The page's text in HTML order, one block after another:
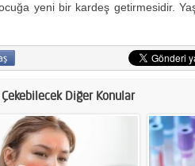
yeni bir kardeş getirmesidir.
Diğer Konular